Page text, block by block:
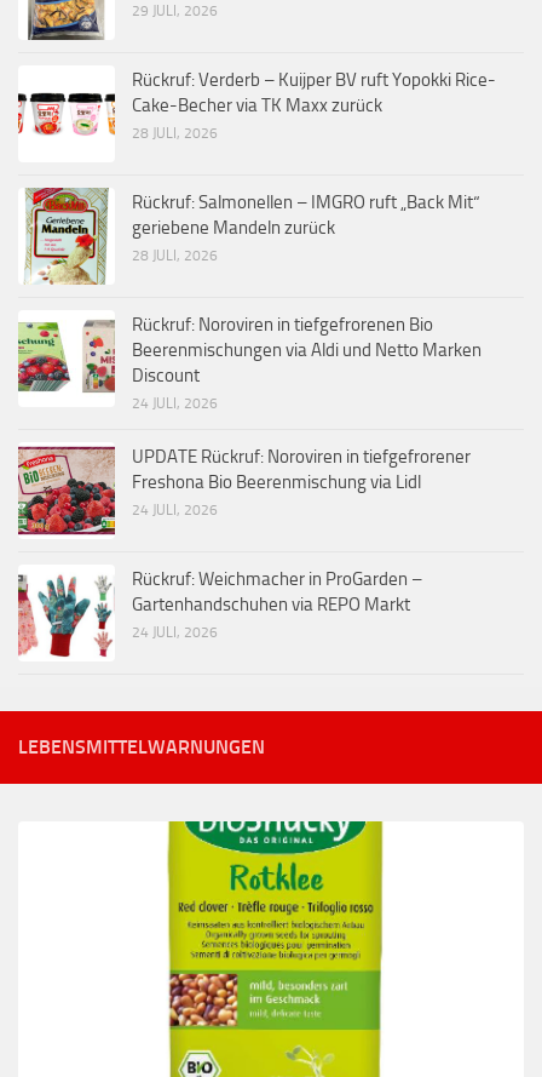
29 JULI, 2026
Rückruf: Verderb – Kuijper BV ruft Yopokki Rice-
Cake-Becher via TK Maxx zurück
28 JULI, 2026
Rückruf: Salmonellen – IMGRO ruft „Back Mit“
geriebene Mandeln zurück
28 JULI, 2026
Rückruf: Noroviren in tiefgefrorenen Bio
Beerenmischungen via Aldi und Netto Marken
Discount
24 JULI, 2026
UPDATE Rückruf: Noroviren in tiefgefrorener
Freshona Bio Beerenmischung via Lidl
24 JULI, 2026
Rückruf: Weichmacher in ProGarden –
Gartenhandschuhen via REPO Markt
24 JULI, 2026
LEBENSMITTELWARNUNGEN